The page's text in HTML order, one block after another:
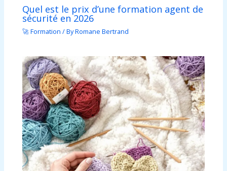
Quel est le prix d’une formation agent de
sécurité en 2026
🚀 Formation / ByRomane Bertrand